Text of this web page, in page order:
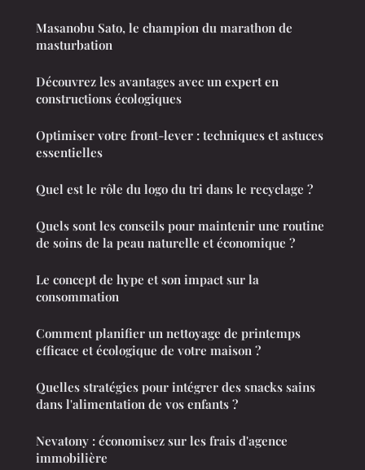
Masanobu Sato, le champion du marathon de
masturbation
Découvrez les avantages avec un expert en
constructions écologiques
Optimiser votre front-lever : techniques et astuces
essentielles
Quel est le rôle du logo du tri dans le recyclage ?
Quels sont les conseils pour maintenir une routine
de soins de la peau naturelle et économique ?
Le concept de hype et son impact sur la
consommation
Comment planifier un nettoyage de printemps
efficace et écologique de votre maison ?
Quelles stratégies pour intégrer des snacks sains
dans l'alimentation de vos enfants ?
Nevatony : économisez sur les frais d'agence
immobilière